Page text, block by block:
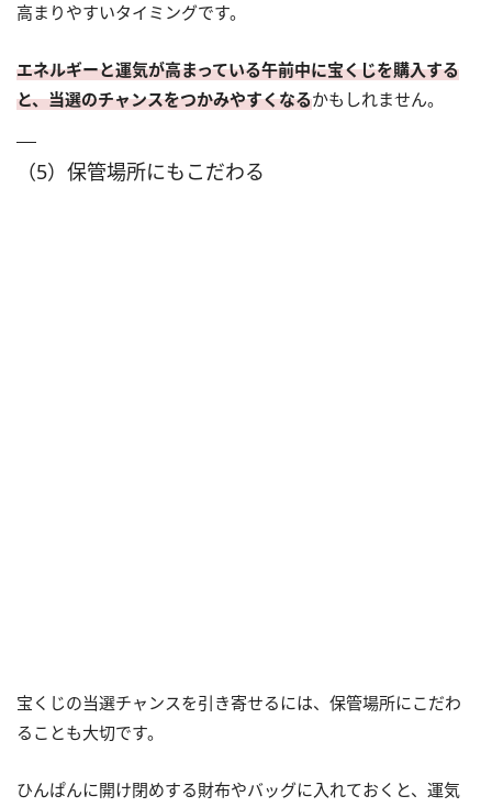
高まりやすいタイミングです。
エネルギーと運気が高まっている午前中に宝くじを購入する
と、当選のチャンスをつかみやすくなるかもしれません。
（5）保管場所にもこだわる
宝くじの当選チャンスを引き寄せるには、保管場所にこだわ
ることも大切です。
ひんぱんに開け閉めする財布やバッグに入れておくと、運気